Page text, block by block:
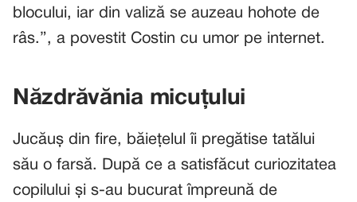
blocului, iar din valiză se auzeau hohote de
râs.”, a povestit Costin cu umor pe internet.
Năzdrăvănia micuțului
Jucăuș din fire, băiețelul îi pregătise tatălui
său o farsă. După ce a satisfăcut curiozitatea
copilului și s-au bucurat împreună de